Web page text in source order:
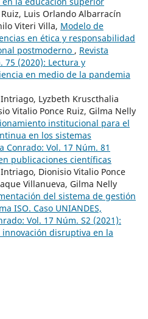
Luis Orlando Albarracín
Viteri Villa, Modelo de
en ética y responsabilidad
postmoderno , Revista
75 (2020): Lectura y
en medio de la pandemia
Lyzbeth Kruscthalia
Vitalio Ponce Ruiz, Gilma Nelly
institucional para el
en los sistemas
Conrado: Vol. 17 Núm. 81
publicaciones científicas
Dionisio Vitalio Ponce
Villanueva, Gilma Nelly
del sistema de gestión
ISO. Caso UNIANDES,
Vol. 17 Núm. S2 (2021):
innovación disruptiva en la